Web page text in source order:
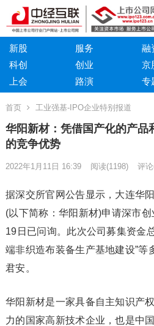
新股 服务 融
科创
创业 京
上会
路演 专
首页 工业强基-IPO企业特别报道
华阳新材：凭借国产化的产品
的竞争优势
2022年1月11日 16:39 阅读(1198) 评
据深交所官网公告显示，大连华
(以下简称：华阳新材)申请深市
19日已问询。此次公司募集资金
端非织造布装备生产基地建设”等
君安。
华阳新材是一家具备自主知识产
力的国家高新技术企业，也是中